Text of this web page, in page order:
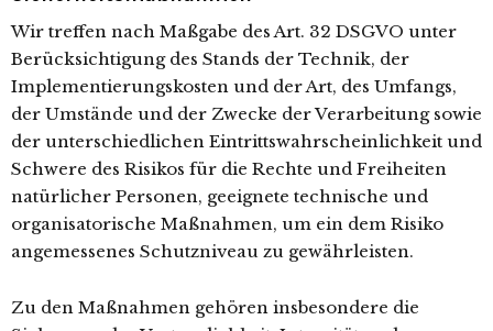
Wir treffen nach Maßgabe des Art. 32 DSGVO unter
Berücksichtigung des Stands der Technik, der
Implementierungskosten und der Art, des Umfangs,
der Umstände und der Zwecke der Verarbeitung sowie
der unterschiedlichen Eintrittswahrscheinlichkeit und
Schwere des Risikos für die Rechte und Freiheiten
natürlicher Personen, geeignete technische und
organisatorische Maßnahmen, um ein dem Risiko
angemessenes Schutzniveau zu gewährleisten.
Zu den Maßnahmen gehören insbesondere die